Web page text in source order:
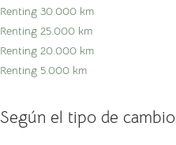
Renting 30.000 km
Renting 25.000 km
Renting 20.000 km
Renting 5.000 km
Según el tipo de cambio